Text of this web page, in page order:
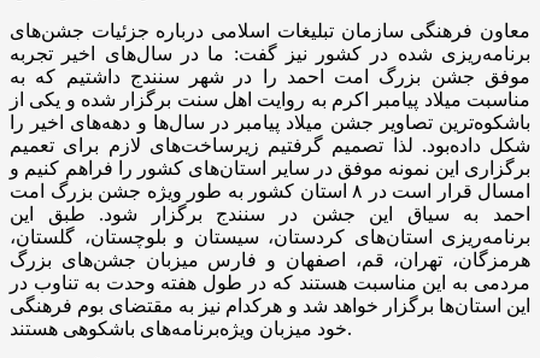
معاون فرهنگی سازمان تبلیغات اسلامی درباره جزئیات جشن‌های
برنامه‌ریزی شده در کشور نیز گفت: ما در سال‌های اخیر تجربه
موفق جشن بزرگ امت احمد را در شهر سنندج داشتیم که به
مناسبت میلاد پیامبر اکرم به روایت اهل سنت برگزار شده و یکی از
باشکوه‌ترین تصاویر جشن میلاد پیامبر در سال‌ها و دهه‌های اخیر را
شکل داده‌بود. لذا تصمیم گرفتیم زیرساخت‌های لازم برای تعمیم
برگزاری این نمونه موفق در سایر استان‌های کشور را فراهم کنیم و
امسال قرار است در ۸ استان کشور به طور ویژه جشن بزرگ امت
احمد به سیاق این جشن در سنندج برگزار شود. طبق این
برنامه‌ریزی استان‌های کردستان، سیستان و بلوچستان، گلستان،
هرمزگان، تهران، قم، اصفهان و فارس میزبان جشن‌های بزرگ
مردمی به این مناسبت هستند که در طول هفته وحدت به تناوب در
این استان‌ها برگزار خواهد شد و هرکدام نیز به مقتضای بوم فرهنگی
خود میزبان ویژه‌برنامه‌های باشکوهی هستند.